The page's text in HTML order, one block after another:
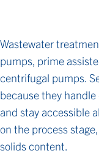
Wastewater
pumps, prime
centrifugal pumps.
because they
and stay accessible
on the process
solids content.